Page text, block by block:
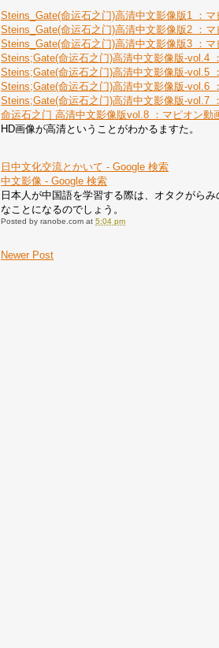
Steins_Gate(命运石之门)高清中文影像版1 ：
Steins_Gate(命运石之门)高清中文影像版2 ：
Steins_Gate(命运石之门)高清中文影像版3 ：
Steins;Gate(命运石之门)高清中文影像版-vol.4
Steins;Gate(命运石之门)高清中文影像版-vol.5
Steins;Gate(命运石之门)高清中文影像版-vol.6
Steins;Gate(命运石之门)高清中文影像版-vol.7
命运石之门 高清中文影像版vol.8 ：マピオン動
HD画像が高清ということがわかるますた。
日中文化交流とかいて - Google 検索
中文影像 - Google 検索
日本人が中国語を学習する際は、オタクがら
なことになるのでしょう。
Posted byranobe.com at5:04 pm
Newer Post